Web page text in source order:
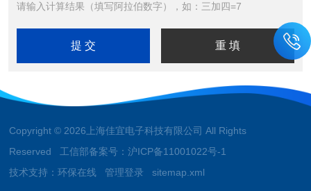
请输入计算结果（填写阿拉伯数字），如：三加四=7
Copyright © 2026上海佳宜电子科技有限公司 All Rights
Reserved 工信部备案号：沪ICP备11001022号-1
技术支持：环保在线 管理登录 sitemap.xml